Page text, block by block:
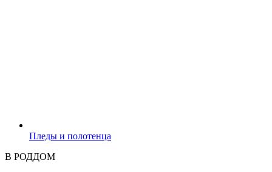
Пледы и полотенца
В РОДДОМ